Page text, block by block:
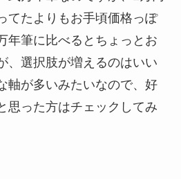
てたよりもお手頃価格っぽ
年筆に比べるとちょっとお
、選択肢が増えるのはいい
軸が多いみたいなので、好
思った方はチェックしてみ